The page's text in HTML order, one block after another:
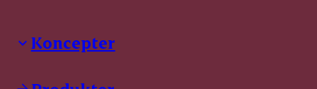
Koncepter
Dyrbar